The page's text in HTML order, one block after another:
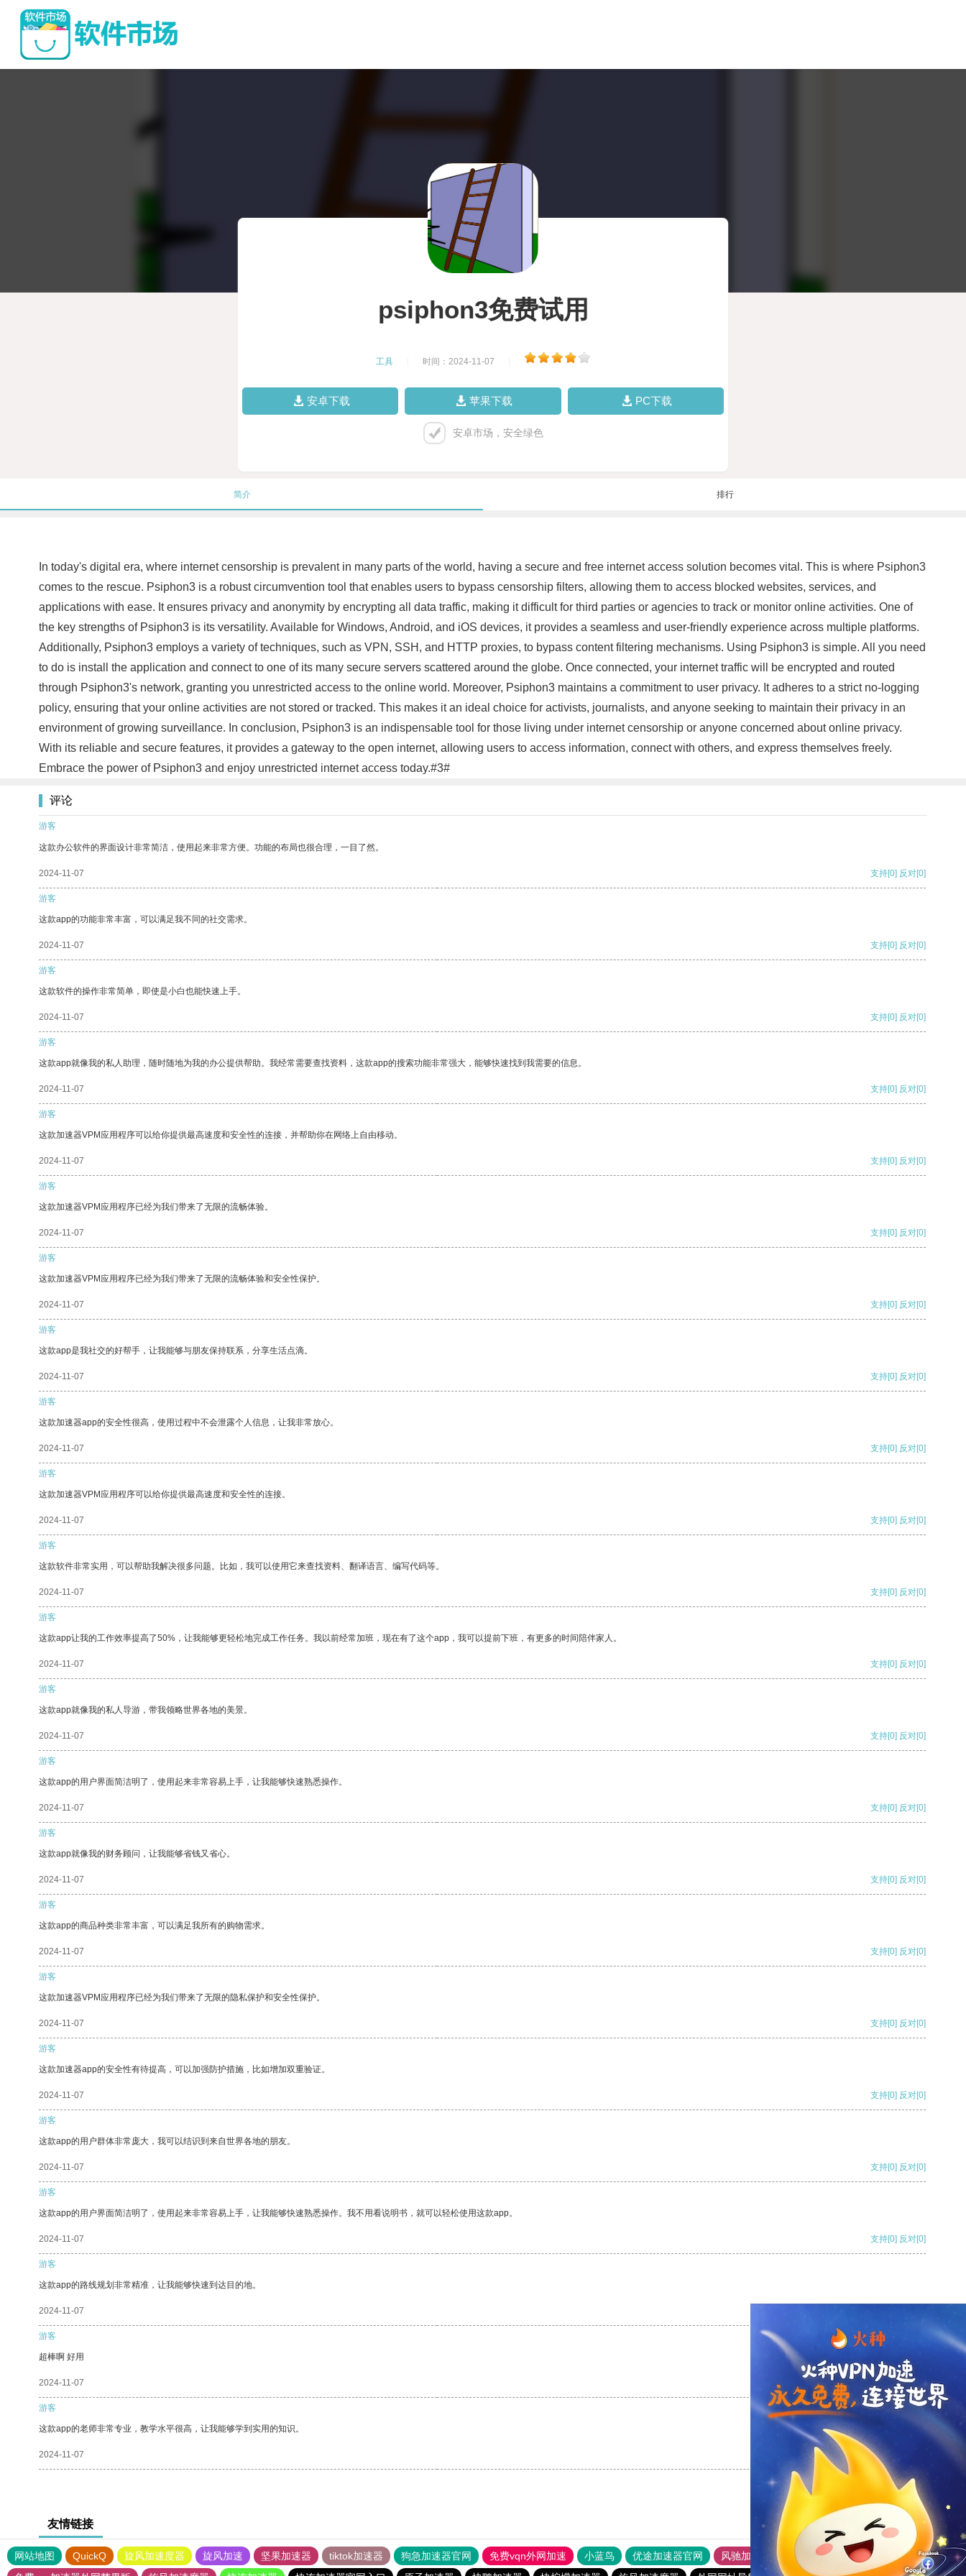
psiphon3免费试用
工具 时间：2024-11-07
安卓下载 苹果下载 PC下载
安卓市场，安全绿色
简介 排行
In today's digital era, where internet censorship is prevalent in many parts of the world, having a secure and free internet access solution becomes vital. This is where Psiphon3
comes to the rescue. Psiphon3 is a robust circumvention tool that enables users to bypass censorship filters, allowing them to access blocked websites, services, and
applications with ease. It ensures privacy and anonymity by encrypting all data traffic, making it difficult for third parties or agencies to track or monitor online activities. One of
the key strengths of Psiphon3 is its versatility. Available for Windows, Android, and iOS devices, it provides a seamless and user-friendly experience across multiple platforms.
Additionally, Psiphon3 employs a variety of techniques, such as VPN, SSH, and HTTP proxies, to bypass content filtering mechanisms. Using Psiphon3 is simple. All you need
to do is install the application and connect to one of its many secure servers scattered around the globe. Once connected, your internet traffic will be encrypted and routed
through Psiphon3's network, granting you unrestricted access to the online world. Moreover, Psiphon3 maintains a commitment to user privacy. It adheres to a strict no-logging
policy, ensuring that your online activities are not stored or tracked. This makes it an ideal choice for activists, journalists, and anyone seeking to maintain their privacy in an
environment of growing surveillance. In conclusion, Psiphon3 is an indispensable tool for those living under internet censorship or anyone concerned about online privacy.
With its reliable and secure features, it provides a gateway to the open internet, allowing users to access information, connect with others, and express themselves freely.
Embrace the power of Psiphon3 and enjoy unrestricted internet access today.#3#
评论
游客
这款办公软件的界面设计非常简洁，使用起来非常方便。功能的布局也很合理，一目了然。
2024-11-07 支持[0] 反对[0]
游客
这款app的功能非常丰富，可以满足我不同的社交需求。
2024-11-07 支持[0] 反对[0]
游客
这款软件的操作非常简单，即使是小白也能快速上手。
2024-11-07 支持[0] 反对[0]
游客
这款app就像我的私人助理，随时随地为我的办公提供帮助。我经常需要查找资料，这款app的搜索功能非常强大，能够快速找到我需要的信息。
2024-11-07 支持[0] 反对[0]
游客
这款加速器VPM应用程序可以给你提供最高速度和安全性的连接，并帮助你在网络上自由移动。
2024-11-07 支持[0] 反对[0]
游客
这款加速器VPM应用程序已经为我们带来了无限的流畅体验。
2024-11-07 支持[0] 反对[0]
游客
这款加速器VPM应用程序已经为我们带来了无限的流畅体验和安全性保护。
2024-11-07 支持[0] 反对[0]
游客
这款app是我社交的好帮手，让我能够与朋友保持联系，分享生活点滴。
2024-11-07 支持[0] 反对[0]
游客
这款加速器app的安全性很高，使用过程中不会泄露个人信息，让我非常放心。
2024-11-07 支持[0] 反对[0]
游客
这款加速器VPM应用程序可以给你提供最高速度和安全性的连接。
2024-11-07 支持[0] 反对[0]
游客
这款软件非常实用，可以帮助我解决很多问题。比如，我可以使用它来查找资料、翻译语言、编写代码等。
2024-11-07 支持[0] 反对[0]
游客
这款app让我的工作效率提高了50%，让我能够更轻松地完成工作任务。我以前经常加班，现在有了这个app，我可以提前下班，有更多的时间陪伴家人。
2024-11-07 支持[0] 反对[0]
游客
这款app就像我的私人导游，带我领略世界各地的美景。
2024-11-07 支持[0] 反对[0]
游客
这款app的用户界面简洁明了，使用起来非常容易上手，让我能够快速熟悉操作。
2024-11-07 支持[0] 反对[0]
游客
这款app就像我的财务顾问，让我能够省钱又省心。
2024-11-07 支持[0] 反对[0]
游客
这款app的商品种类非常丰富，可以满足我所有的购物需求。
2024-11-07 支持[0] 反对[0]
游客
这款加速器VPM应用程序已经为我们带来了无限的隐私保护和安全性保护。
2024-11-07 支持[0] 反对[0]
游客
这款加速器app的安全性有待提高，可以加强防护措施，比如增加双重验证。
2024-11-07 支持[0] 反对[0]
游客
这款app的用户群体非常庞大，我可以结识到来自世界各地的朋友。
2024-11-07 支持[0] 反对[0]
游客
这款app的用户界面简洁明了，使用起来非常容易上手，让我能够快速熟悉操作。我不用看说明书，就可以轻松使用这款app。
2024-11-07 支持[0] 反对[0]
游客
这款app的路线规划非常精准，让我能够快速到达目的地。
2024-11-07
游客
超棒啊 好用
2024-11-07 支持 [0] 反对 [0]
游客
这款app的老师非常专业，教学水平很高，让我能够学到实用的知识。
2024-11-07 支持
友情链接
网站地图 QuickQ 旋风加速度器 旋风加速 坚果加速器 tiktok加速器 狗急加速器官网 免费vqn外网加速 小蓝鸟 优途加速器官网 风驰加速器
旋风加速器